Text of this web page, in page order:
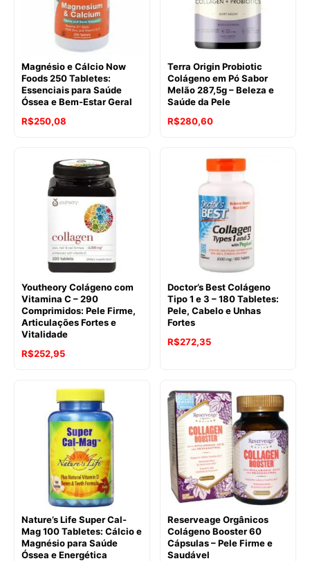
Magnésio e Cálcio Now
Foods 250 Tabletes:
Essenciais para Saúde
Óssea e Bem-Estar Geral
R$250,08
Terra Origin Probiotic
Colágeno em Pó Sabor
Melão 287,5g – Beleza e
Saúde da Pele
R$280,60
Youtheory Colágeno com
Vitamina C – 290
Comprimidos: Pele Firme,
Articulações Fortes e
Vitalidade
R$252,95
Doctor’s Best Colágeno
Tipo 1 e 3 – 180 Tabletes:
Pele, Cabelo e Unhas
Fortes
R$272,35
Nature’s Life Super Cal-
Mag 100 Tabletes: Cálcio e
Magnésio para Saúde
Óssea e Energética
Reserveage Orgânicos
Colágeno Booster 60
Cápsulas – Pele Firme e
Saudável